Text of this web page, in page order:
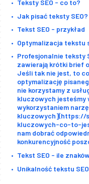
Teksty SEO - co to?
Jak pisać teksty SEO?
Tekst SEO - przykład
Optymalizacja tekstu
Profesjonalnie teksty
zawierają krótki brief
Jeśli tak nie jest, to
optymalizację
nie korzystamy z
kluczowych jesteśmy
wykorzystaniem
kluczowych](https://
kluczowych-co-to-
nam dobrać
konkurencyjność
Tekst SEO - ile
Unikalność tekstu SEO